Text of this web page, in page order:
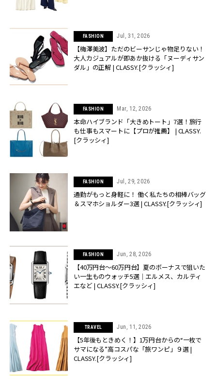
FASHION Jul, 31, 2026
【梅澤美波】ただのビーサンじゃ物足りない！
大人カジュアルが即あか抜ける「ヌーディサン
ダル」の正解 | CLASSY.[クラッシィ]
FASHION Mar, 12, 2026
本命ハイブランド「大きめトート」7選！旅行
も仕事もスマートに【プロが推薦】 | CLASSY.
[クラッシィ]
FASHION Jul, 29, 2026
通勤がもっと身軽に！ 働く私たちの相棒バッグ
＆スマホショルダー3選 | CLASSY.[クラッシィ]
FASHION Jun, 28, 2026
【40万円台〜60万円台】夏のボーナスで狙いた
い一生ものウォッチ5選｜エルメス、カルティ
エなど | CLASSY.[クラッシィ]
TRAVEL Jun, 11, 2026
【5年後もときめく！】1万円台からの“一枚で
サマになる”高コスパな「旅ワンピ」９選 |
CLASSY.[クラッシィ]